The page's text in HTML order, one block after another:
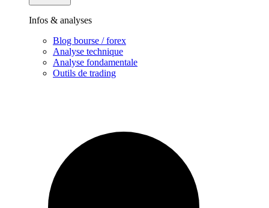
Infos & analyses
Blog bourse / forex
Analyse technique
Analyse fondamentale
Outils de trading